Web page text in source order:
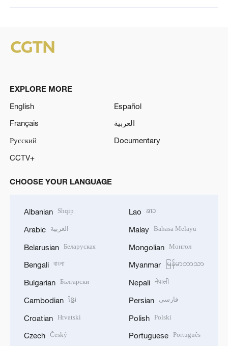
EXPLORE MORE
English
Español
Français
العربية
Русский
Documentary
CCTV+
CHOOSE YOUR LANGUAGE
Albanian Shqip
Arabic العربية
Belarusian Беларуская
Bengali বাংলা
Bulgarian Български
Cambodian ខ្មែរ
Croatian Hrvatski
Czech Český
Lao ລາວ
Malay Bahasa Melayu
Mongolian Монгол
Myanmar မြန်မာဘာသာ
Nepali नेपाली
Persian فارسی
Polish Polski
Portuguese Português